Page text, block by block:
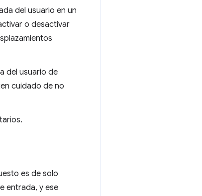
del usuario en un
o desactivar
del usuario de
cuidado de no
es de solo
entrada, y ese